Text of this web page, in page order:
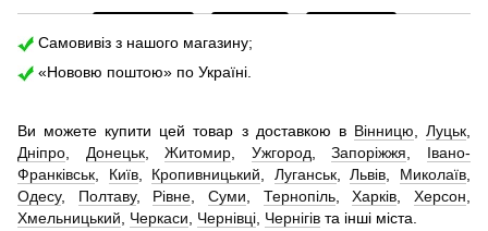
Самовивіз з нашого магазину;
«Нововю поштою» по Україні.
Ви можете купити цей товар з доставкою в Вінницю ,Луцьк
Дніпро
Донецьк,Житомир Ужгород ,Запоріжжя
Івано-
Франківськ
Київ, Кропивницький Луганськ,Львів Миколаїв
Одесу, Полтаву, Рівне ,Суми Тернопіль,Харків ,Херсон
Хмельницький
Черкаси Чернівці Чернігів та інші міста.